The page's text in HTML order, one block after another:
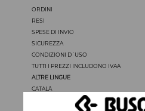
ORDINI
RESI
SPESE DI INVIO
SICUREZZA
CONDIZIONI D´USO
TUTTI I PREZZI INCLUDONO IVAA
ALTRE LINGUE
CATALÀ